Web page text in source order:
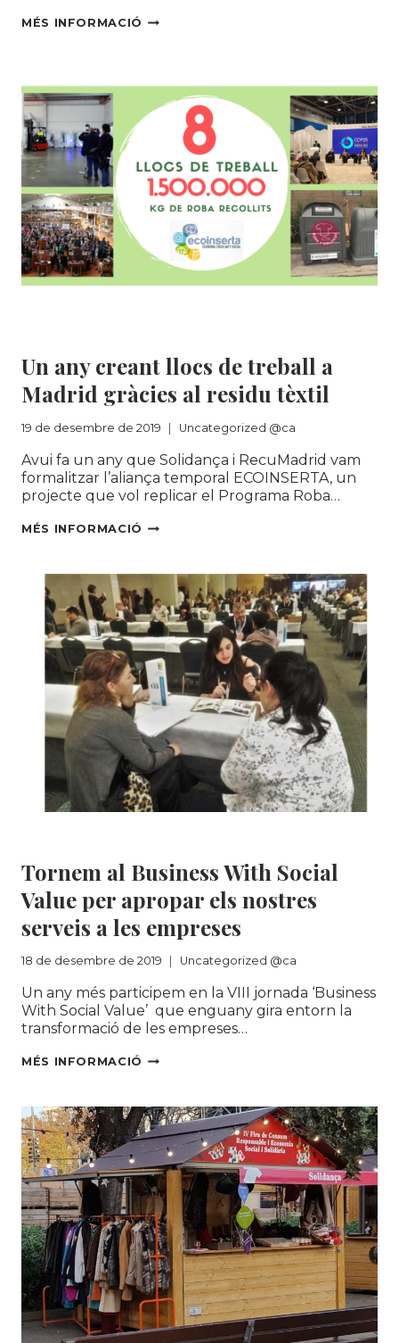
MÉS INFORMACIÓ KÖPSKAM,
A
COMPTE
AQUESTES
REBAIXES
Un any creant llocs de treball a
Madrid gràcies al residu tèxtil
19 de desembre de 2019 Uncategorized @ca
Avui fa un any que Solidança i RecuMadrid vam
formalitzar l’aliança temporal ECOINSERTA, un
projecte que vol replicar el Programa Roba…
MÉS INFORMACIÓ UN
LLOCS
DE
TREBALL
A
MADRID
GRÀCIES
AL
RESIDU
TÈXTIL
Tornem al Business With Social
Value per apropar els nostres
serveis a les empreses
18 de desembre de 2019 Uncategorized @ca
Un any més participem en la VIII jornada ‘Business
With Social Value’ que enguany gira entorn la
transformació de les empreses…
MÉS INFORMACIÓ TORNEM
WITH
SOCIAL
VALUE
PER
APROPAR
ELS
NOSTRES
SERVEIS
A
LES
EMPRESES